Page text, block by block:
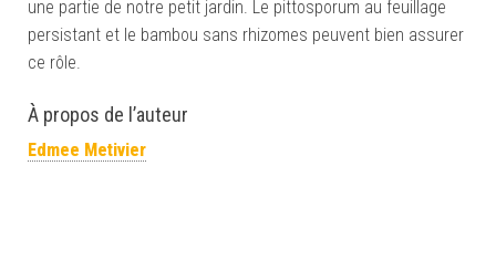
une partie de notre petit jardin. Le pittosporum au feuillage
persistant et le bambou sans rhizomes peuvent bien assurer
ce rôle.
À propos de l’auteur
Edmee Metivier